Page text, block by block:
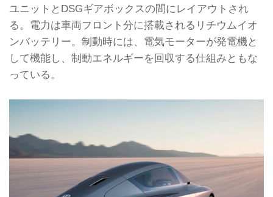
ユニットとDSGギアボックスの間にレイアウトされ
る。電力は車両フロント分に搭載されるリチウムイオ
ンバッテリー。制動時には、電気モーターが発電機と
して機能し、制動エネルギーを回収する仕組みともな
っている。